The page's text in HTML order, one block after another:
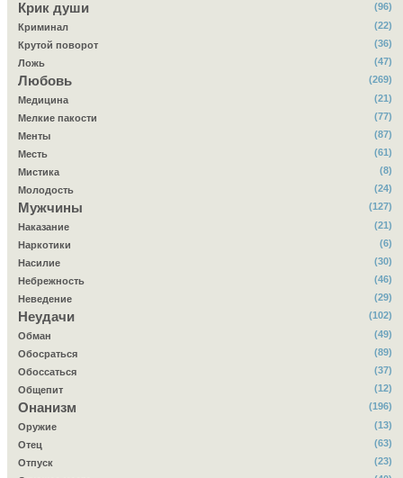
Крик души
(96)
Криминал
(22)
Крутой поворот
(36)
Ложь
(47)
Любовь
(269)
Медицина
(21)
Мелкие пакости
(77)
Менты
(87)
Месть
(61)
Мистика
(8)
Молодость
(24)
Мужчины
(127)
Наказание
(21)
Наркотики
(6)
Насилие
(30)
Небрежность
(46)
Неведение
(29)
Неудачи
(102)
Обман
(49)
Обосраться
(89)
Обоссаться
(37)
Общепит
(12)
Онанизм
(196)
Оружие
(13)
Отец
(63)
Отпуск
(23)